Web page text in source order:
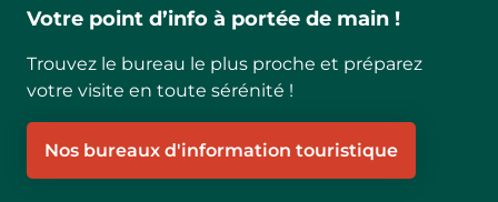
Votre point d’info à portée de main !
Trouvez le bureau le plus proche et préparez
votre visite en toute sérénité !
Nos bureaux d'information touristique